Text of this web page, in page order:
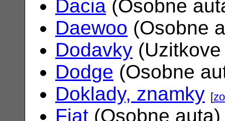
Dacia (Osobne
Daewoo (Osobne
Dodavky
Dodge (Osobne
Doklady, znamky [
Fiat (Osobne